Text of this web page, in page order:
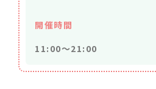
開催時間
11:00〜21:00